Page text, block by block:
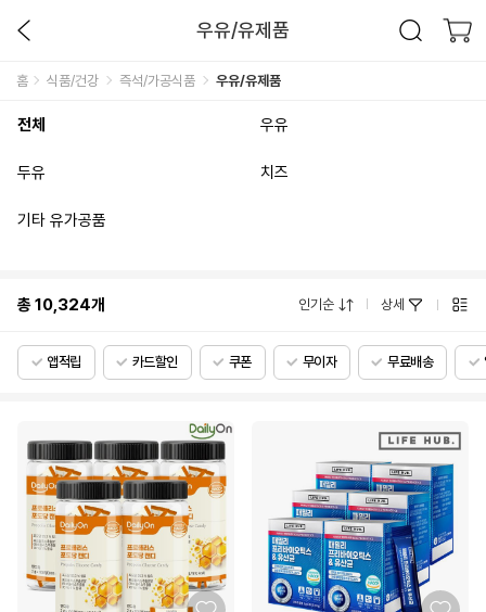
우유/유제품
홈 식품/건강 즉석/가공식품 우유/유제품
전체 우유
두유 치즈
기타 유가공품
총10,324개 인기순 상세
앱적립 카드할인 쿠폰 무이자 무료배송